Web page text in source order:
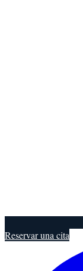
Reservar una cita